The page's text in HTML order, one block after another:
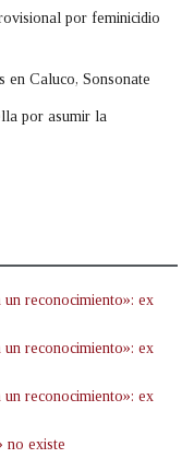
por feminicidio
en Caluco, Sonsonate
por asumir la
reconocimiento»: ex
reconocimiento»: ex
reconocimiento»: ex
no existe